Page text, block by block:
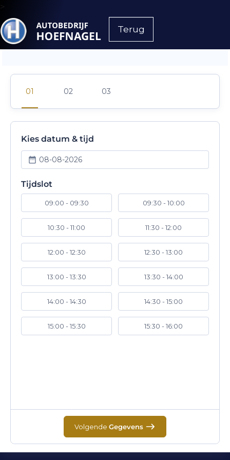
>
Terug
Kies datum & tijd
08-08-2026
Tijdslot
09:00 - 09:30 09:30 - 10:00
10:30 - 11:00 11:30 - 12:00
12:00 - 12:30 12:30 - 13:00
13:00 - 13:30 13:30 - 14:00
14:00 - 14:30 14:30 - 15:00
15:00 - 15:30 15:30 - 16:00
Volgende Gegevens